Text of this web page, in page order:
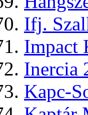
Ifj.
Impact
Inercia
Kapc-